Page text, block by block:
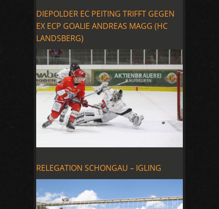
DIEPOLDER EC PEITING TRIFFT GEGEN
EX ECP GOALIE ANDREAS MAGG (HC
LANDSBERG)
RELEGATION SCHONGAU – IGLING